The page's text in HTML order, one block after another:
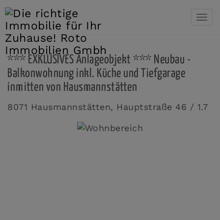
*** EXKLUSIVES Anlageobjekt *** Neubau -
Balkonwohnung inkl. Küche und Tiefgarage
inmitten von Hausmannstätten
8071 Hausmannstätten, Hauptstraße 46 / 1.7